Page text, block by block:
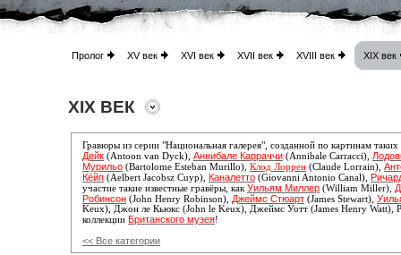
Пролог XV век XVI век XVII век XVIII век XIX век
XIX ВЕК
Гравюры из серии "Национальная галерея", созданной по картинам
Дейк (Antoon van Dyck), Аннибале Карраччи (Annibale Carracci),
Мурильо (Bartolome Esteban Murillo), Клод Лоррен (Claude Lorrain),
Кёйп (Aelbert Jacobsz Cuyp), Каналетто (Giovanni Antonio Canal),
участие такие известные гравёры, как Уильям Миллер (William Miller),
Робинсон (John Henry Robinson), Джеймс Стюарт (James Stewart),
Keux), Джон ле Кьюкс (John le Keux), Джеймс Уотт (James Henry Watt),
коллекции Британского музея!
<< Все категории